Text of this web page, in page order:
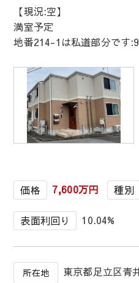
【現況:空】
満室予定
地番214-1は私道部分です
1/
価格 7,600万円 種別
表面利回り 10.04%
所在地 東京都足立区